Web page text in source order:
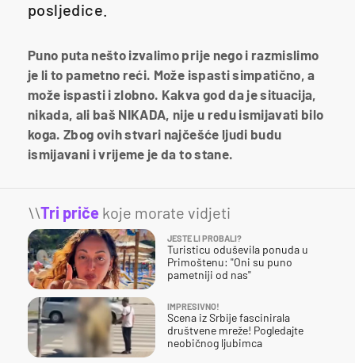
posljedice.
Puno puta nešto izvalimo prije nego i razmislimo
je li to pametno reći. Može ispasti simpatično, a
može ispasti i zlobno. Kakva god da je situacija,
nikada, ali baš NIKADA, nije u redu ismijavati bilo
koga. Zbog ovih stvari najčešće ljudi budu
ismijavani i vrijeme je da to stane.
\\Tri priče koje morate vidjeti
JESTE LI PROBALI?
Turisticu oduševila ponuda u
Primoštenu: "Oni su puno
pametniji od nas"
IMPRESIVNO!
Scena iz Srbije fascinirala
društvene mreže! Pogledajte
neobičnog ljubimca